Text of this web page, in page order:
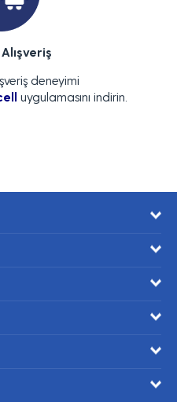
deneyimi
uygulamasını indirin.